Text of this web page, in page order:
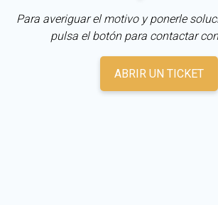
Para averiguar el motivo y ponerle
pulsa el botón para contactar
ABRIR UN TICKET